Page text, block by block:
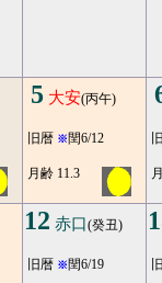
5 大安(丙午)
旧暦 ※閏6/12
月齢 11.3
12 赤口(癸丑)
旧暦 ※閏6/19